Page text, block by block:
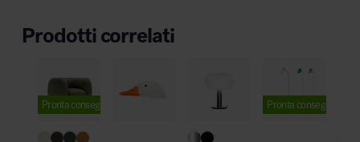
Prodotti correlati
Pronta consegna Pronta consegna